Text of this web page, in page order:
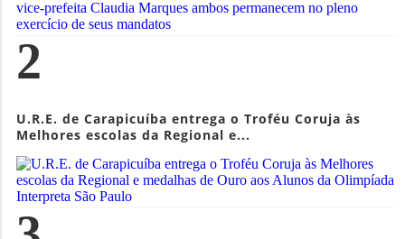
2
U.R.E. de Carapicuíba entrega o Troféu Coruja às
Melhores escolas da Regional e...